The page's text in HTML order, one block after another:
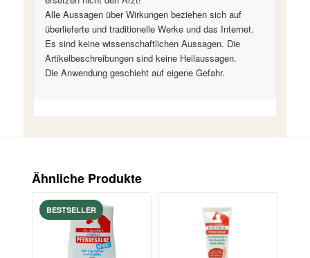
Alle Aussagen über Wirkungen beziehen sich auf
überlieferte und traditionelle Werke und das Internet.
Es sind keine wissenschaftlichen Aussagen. Die
Artikelbeschreibungen sind keine Heilaussagen.
Die Anwendung geschieht auf eigene Gefahr.
Ähnliche Produkte